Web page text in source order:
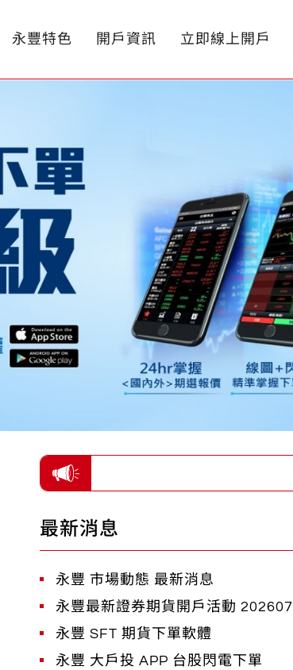
永豐特色 開戶資訊 立即線上開戶
最新消息
永豐 市場動態 最新消息
永豐最新證券期貨開戶活動 202607
永豐 SFT 期貨下單軟體
永豐 大戶投 APP 台股閃電下單